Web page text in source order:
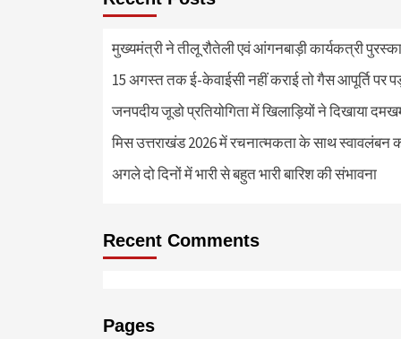
मुख्यमंत्री ने तीलू रौतेली एवं आंगनबाड़ी कार्यकत्री
15 अगस्त तक ई-केवाईसी नहीं कराई तो गैस आपूर्ति पर
जनपदीय जूडो प्रतियोगिता में खिलाड़ियों ने दिखाया
मिस उत्तराखंड 2026 में रचनात्मकता के साथ स्वावलंबन
अगले दो दिनों में भारी से बहुत भारी बारिश की संभावना
Recent Comments
Pages